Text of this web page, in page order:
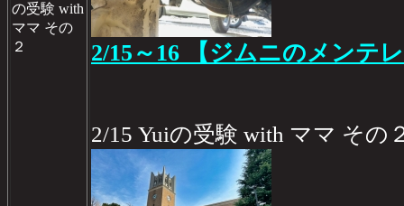
の受験 with
ママ その
２
2/15～16 【ジムニのメンテ
2/15 Yuiの受験 with ママ その